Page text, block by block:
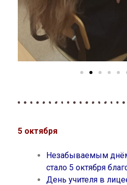
5 октября
Незабываемым
стало 5 октября
День учителя в